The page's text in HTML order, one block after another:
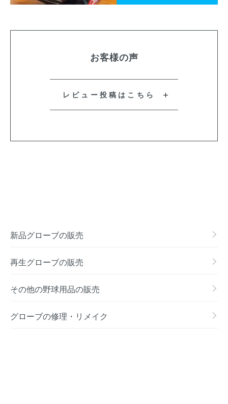
お客様の声
レビュー投稿はこちら
新品グローブの販売
再生グローブの販売
その他の野球用品の販売
グローブの修理・リメイク